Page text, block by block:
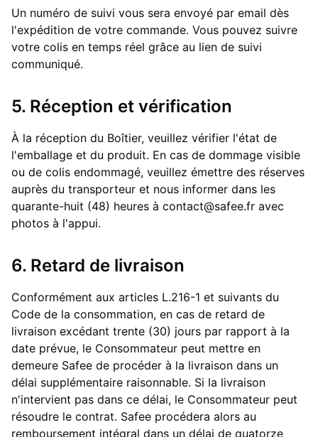
Un numéro de suivi vous sera envoyé par email dès
l'expédition de votre commande. Vous pouvez suivre
votre colis en temps réel grâce au lien de suivi
communiqué.
5. Réception et vérification
À la réception du Boîtier, veuillez vérifier l'état de
l'emballage et du produit. En cas de dommage visible
ou de colis endommagé, veuillez émettre des réserves
auprès du transporteur et nous informer dans les
quarante-huit (48) heures à contact@safee.fr avec
photos à l'appui.
6. Retard de livraison
Conformément aux articles L.216-1 et suivants du
Code de la consommation, en cas de retard de
livraison excédant trente (30) jours par rapport à la
date prévue, le Consommateur peut mettre en
demeure Safee de procéder à la livraison dans un
délai supplémentaire raisonnable. Si la livraison
n'intervient pas dans ce délai, le Consommateur peut
résoudre le contrat. Safee procédera alors au
remboursement intégral dans un délai de quatorze